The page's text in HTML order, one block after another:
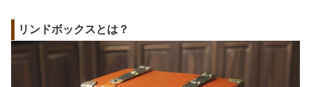
リンドボックスとは？